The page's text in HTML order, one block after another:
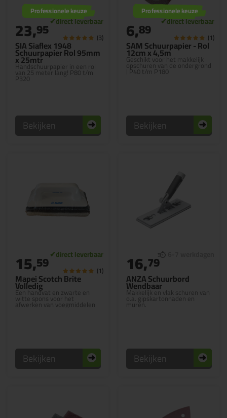
SIA Siaflex 1948
Schuurpapier Rol 95mm
x 25mtr
Handschuurpapier in een rol
van 25 meter lang! P80 t/m
P320
Professionele keuze
23,95 (3)
Bekijken
SAM Schuurpapier - Rol
12cm x 4,5m
Geschikt voor het makkelijk
opschuren van de ondergrond
| P40 t/m P180
Professionele keuze
6,89 (1)
Bekijken
Mapei Scotch Brite
Volledig
Een handvat en zwarte en
witte spons voor het
afwerken van voegmiddelen
15,59 (1)
Bekijken
ANZA Schuurbord
Wendbaar
Makkelijk en vlak schuren van
o.a. gipskartonnaden en
muren.
16,79
Bekijken